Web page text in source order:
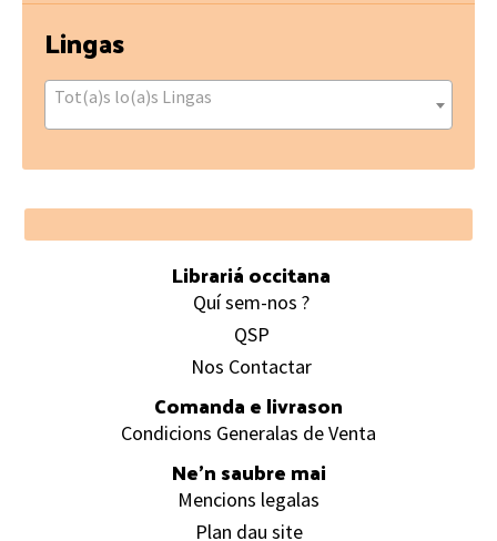
Lingas
Tot(a)s lo(a)s Lingas
Footer
Librariá occitana
Quí sem-nos ?
QSP
Nos Contactar
Comanda e livrason
Condicions Generalas de Venta
Ne’n saubre mai
Mencions legalas
Plan dau site